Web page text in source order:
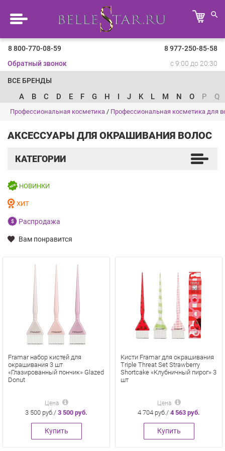
8 800-770-08-59
8 977-250-85-58
Обратный звонок
с 9:00 до 20:30
ВСЕ БРЕНДЫ
A B C D E F G H I J K L M N O P Q
Профессиональная косметика / Профессиональная косметика для
АКСЕССУАРЫ ДЛЯ ОКРАШИВАНИЯ ВОЛОС
КАТЕГОРИИ
НОВИНКИ
ХИТ
Распродажа
Вам понравится
Framar набор кистей для
окрашивания 3 шт
«Глазированный пончик» Glazed
Donut
Цена
3 500 руб./ 3 500 руб.
Купить
Кисти Framar для окрашивания
Triple Threat Set Strawberry
Shortcake «Клубничный пирог» 3
шт
Цена
4 704 руб./ 4 563 руб.
Купить